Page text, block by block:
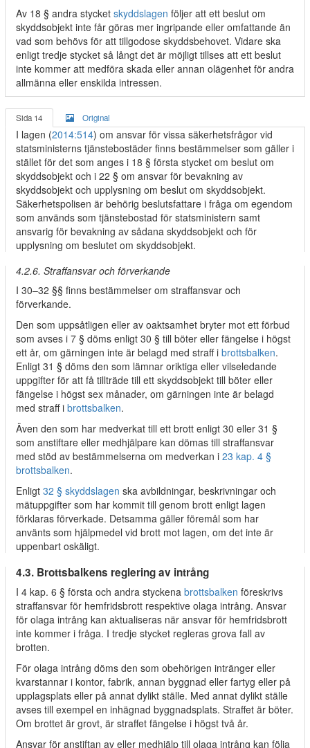
Av 18 § andra stycket skyddslagen följer att ett beslut om
skyddsobjekt inte får göras mer ingripande eller omfattande än
vad som behövs för att tillgodose skyddsbehovet. Vidare ska
enligt tredje stycket så långt det är möjligt tillses att ett beslut
inte kommer att medföra skada eller annan olägenhet för andra
allmänna eller enskilda intressen.
Sida 14 Original
I lagen (2014:514) om ansvar för vissa säkerhetsfrågor vid
statsministerns tjänstebostäder finns bestämmelser som gäller i
stället för det som anges i 18 § första stycket om beslut om
skyddsobjekt och i 22 § om ansvar för bevakning av
skyddsobjekt och upplysning om beslut om skyddsobjekt.
Säkerhetspolisen är behörig beslutsfattare i fråga om egendom
som används som tjänstebostad för statsministern samt
ansvarig för bevakning av sådana skyddsobjekt och för
upplysning om beslutet om skyddsobjekt.
4.2.6. Straffansvar och förverkande
I 30–32 §§ finns bestämmelser om straffansvar och
förverkande.
Den som uppsåtligen eller av oaktsamhet bryter mot ett förbud
som avses i 7 § döms enligt 30 § till böter eller fängelse i högst
ett år, om gärningen inte är belagd med straff i brottsbalken.
Enligt 31 § döms den som lämnar oriktiga eller vilseledande
uppgifter för att få tillträde till ett skyddsobjekt till böter eller
fängelse i högst sex månader, om gärningen inte är belagd
med straff i brottsbalken.
Även den som har medverkat till ett brott enligt 30 eller 31 §
som anstiftare eller medhjälpare kan dömas till straffansvar
med stöd av bestämmelserna om medverkan i 23 kap. 4 §
brottsbalken.
Enligt 32 § skyddslagen ska avbildningar, beskrivningar och
mätuppgifter som har kommit till genom brott enligt lagen
förklaras förverkade. Detsamma gäller föremål som har
använts som hjälpmedel vid brott mot lagen, om det inte är
uppenbart oskäligt.
4.3. Brottsbalkens reglering av intrång
I 4 kap. 6 § första och andra styckena brottsbalken föreskrivs
straffansvar för hemfridsbrott respektive olaga intrång. Ansvar
för olaga intrång kan aktualiseras när ansvar för hemfridsbrott
inte kommer i fråga. I tredje stycket regleras grova fall av
brotten.
För olaga intrång döms den som obehörigen intränger eller
kvarstannar i kontor, fabrik, annan byggnad eller fartyg eller på
upplagsplats eller på annat dylikt ställe. Med annat dylikt ställe
avses till exempel en inhägnad byggnadsplats. Straffet är böter.
Om brottet är grovt, är straffet fängelse i högst två år.
Ansvar för anstiftan av eller medhjälp till olaga intrång kan följa